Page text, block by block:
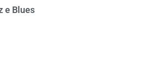
e Blues